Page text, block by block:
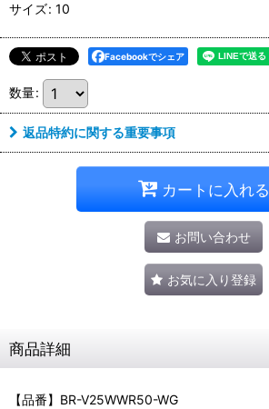
サイズ: 10
Facebookでシェア
数量:
返品特約に関する重要事項
カートに入れる
お問い合わせ
お気に入り登録
商品詳細
【品番】BR-V25WWR50-WG